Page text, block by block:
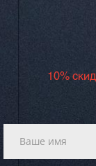
10%